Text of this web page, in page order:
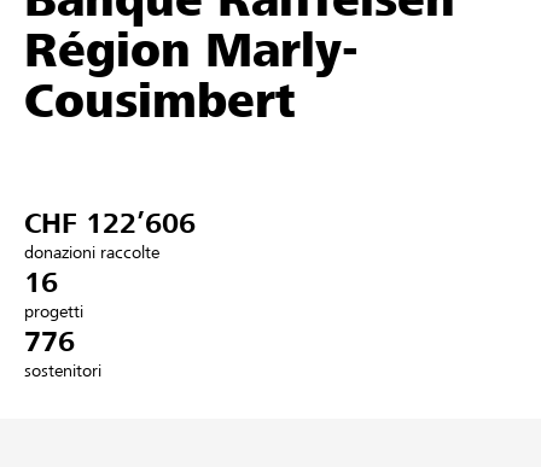
Partner / Banche Raiffeisen
Registrazione
DE
Région Marly-
Cousimbert
CHF 122’606
donazioni raccolte
16
progetti
776
sostenitori